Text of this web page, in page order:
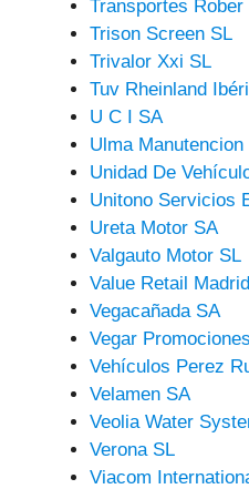
Transportes Rober
Trison Screen SL
Trivalor Xxi SL
Tuv Rheinland
U C I SA
Ulma Manutencion
Unidad De
Unitono Servicios
Ureta Motor SA
Valgauto Motor SL
Value Retail
Vegacañada SA
Vegar
Vehículos Perez
Velamen SA
Veolia Water
Verona SL
Viacom